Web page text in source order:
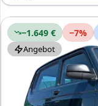
−1.649 € −7%
Angebot